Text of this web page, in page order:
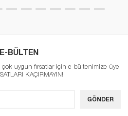
E-BÜLTEN
uygun fırsatlar için e-bültenimize üye
KAÇIRMAYIN!
GÖNDER